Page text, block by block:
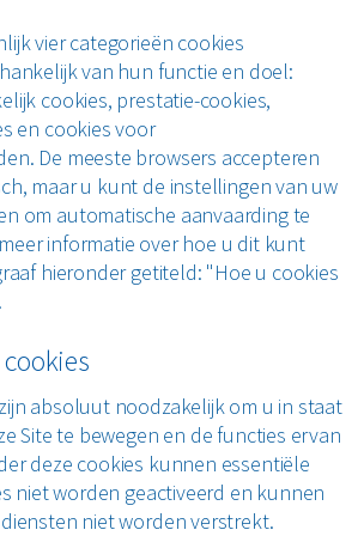
vier categorieën cookies
van hun functie en doel:
cookies, prestatie-cookies,
en cookies voor
De meeste browsers accepteren
maar u kunt de instellingen van uw
om automatische aanvaarding te
informatie over hoe u dit kunt
hieronder getiteld: "Hoe u cookies
absoluut noodzakelijk om u in staat
Site te bewegen en de functies ervan
deze cookies kunnen essentiële
niet worden geactiveerd en kunnen
niet worden verstrekt.